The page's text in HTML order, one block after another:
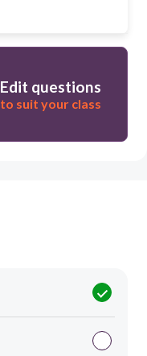
Edit questions
to suit your class